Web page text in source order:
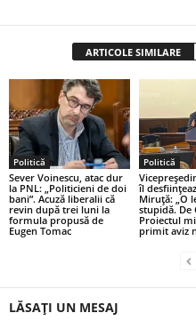
ARTICOLE SIMILARE
Politică
Sever Voinescu, atac dur
la PNL: „Politicieni de doi
bani”. Acuză liberalii că
revin după trei luni la
formula propusă de
Eugen Tomac
Politică
îl
Miruță: „O
stupidă. De
Proiectul
primit aviz
LĂSAȚI UN MESAJ